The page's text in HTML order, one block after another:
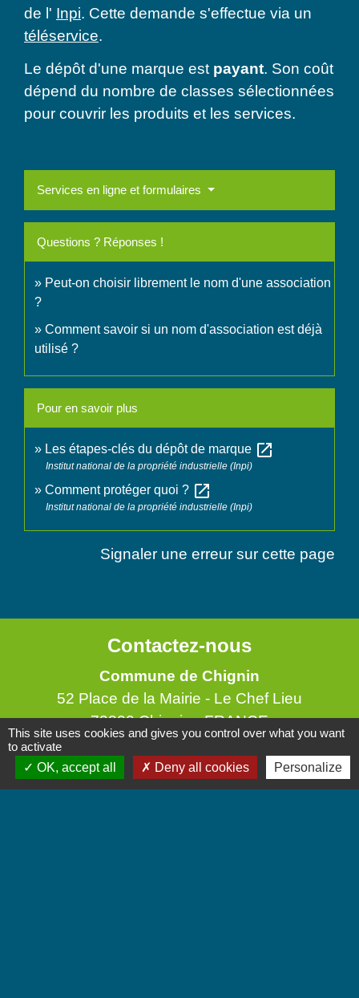
de l' Inpi. Cette demande s'effectue via un
téléservice.
Le dépôt d'une marque estpayant. Son coût
dépend du nombre de classes sélectionnées
pour couvrir les produits et les services.
Services en ligne et formulaires
Questions ? Réponses !
Peut-on choisir librement le nom d'une association
?
Comment savoir si un nom d'association est déjà
utilisé ?
Pour en savoir plus
Les étapes-clés du dépôt de marque open_in_new
Institut national de la propriété industrielle (Inpi)
Comment protéger quoi ? open_in_new
Institut national de la propriété industrielle (Inpi)
Signaler une erreur sur cette page
Contactez-nous
Commune de Chignin
52 Place de la Mairie - Le Chef Lieu
73800 Chignin - FRANCE
+33 4 79 28 10 12
Contact par formulaire
This site uses cookies and gives you control over what you want
to activate
OK, accept all
Deny all cookies Personalize